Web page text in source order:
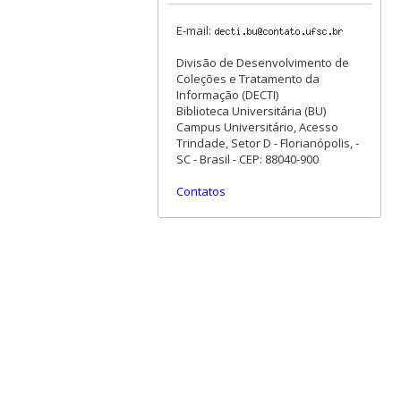
E-mail:
Divisão de Desenvolvimento de
Coleções e Tratamento da
Informação (DECTI)
Biblioteca Universitária (BU)
Campus Universitário, Acesso
Trindade, Setor D - Florianópolis, -
SC - Brasil - CEP: 88040-900
Contatos